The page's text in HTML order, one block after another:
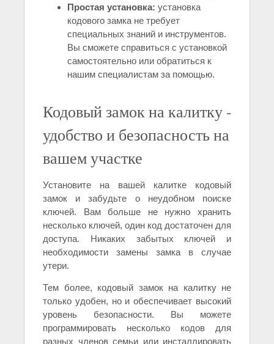
Простая установка: установка
кодового замка не требует
специальных знаний и инструментов.
Вы сможете справиться с установкой
самостоятельно или обратиться к
нашим специалистам за помощью.
Кодовый замок на калитку -
удобство и безопасность на
вашем участке
Установите на вашей калитке кодовый
замок и забудьте о неудобном поиске
ключей. Вам больше не нужно хранить
несколько ключей, один код достаточен для
доступа. Никаких забытых ключей и
необходимости замены замка в случае
утери.
Тем более, кодовый замок на калитку не
только удобен, но и обеспечивает высокий
уровень безопасности. Вы можете
программировать несколько кодов для
разных членов семьи или инсталлировать